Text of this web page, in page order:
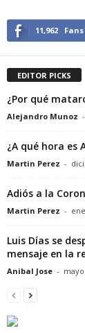
11,962 Fans
EDITOR PICKS
¿Por qué
Alejandro Munoz -
¿A qué hora es
Martin Perez -
Adiós a la
Martin Perez -
Luis Días se
mensaje en la
Anibal Jose -